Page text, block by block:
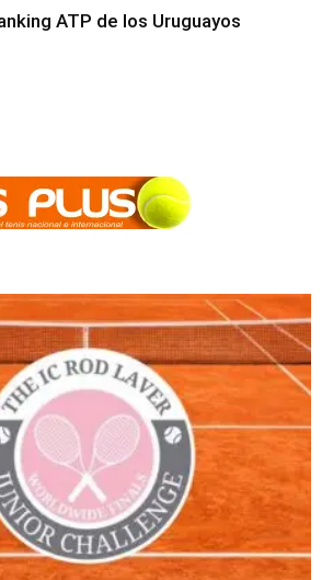
ATP de los Uruguayos